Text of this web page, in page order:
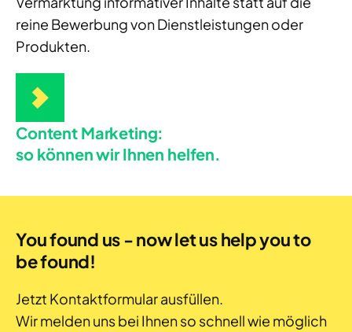
reine Bewerbung von Dienstleistungen oder
Produkten.
Content Marketing:
so können wir Ihnen helfen.
You found us - now let us help you to
be found!
Jetzt Kontaktformular ausfüllen.
Wir melden uns bei Ihnen so schnell wie möglich